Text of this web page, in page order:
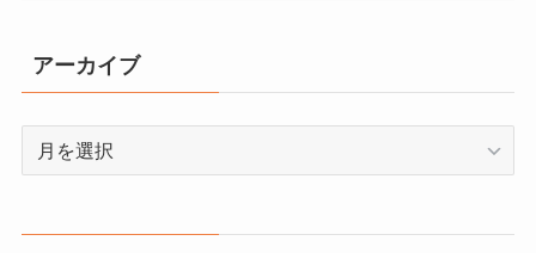
アーカイブ